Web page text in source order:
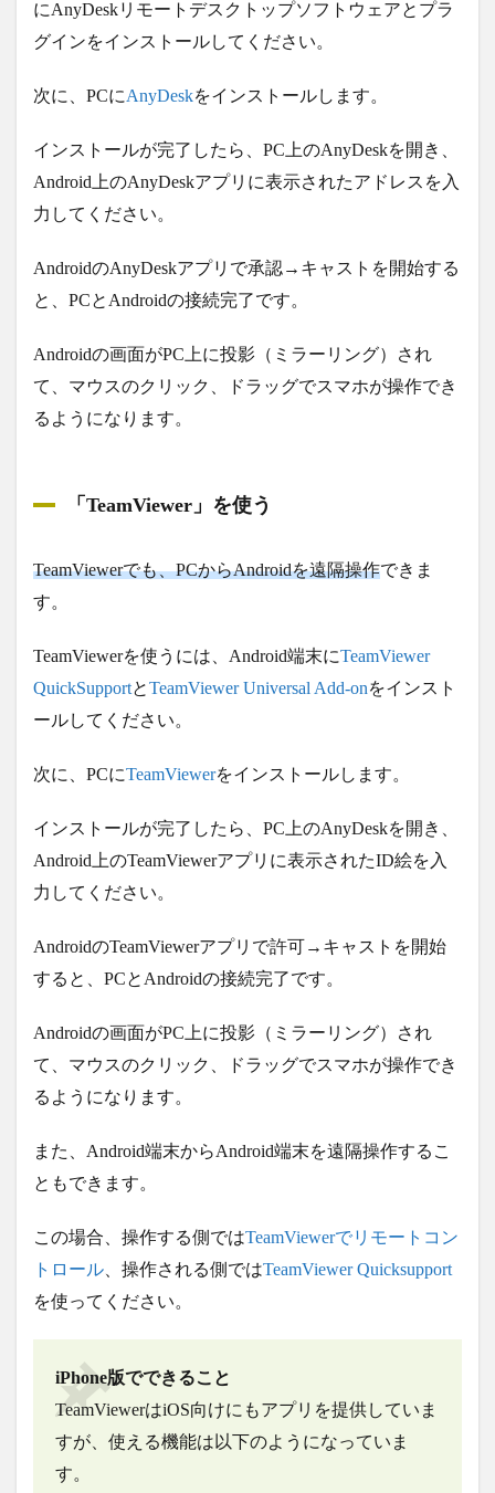
にAnyDeskリモートデスクトップソフトウェアとプラ
グインをインストールしてください。
次に、PCにAnyDeskをインストールします。
インストールが完了したら、PC上のAnyDeskを開き、
Android上のAnyDeskアプリに表示されたアドレスを入
力してください。
AndroidのAnyDeskアプリで承認→キャストを開始する
と、PCとAndroidの接続完了です。
Androidの画面がPC上に投影（ミラーリング）され
て、マウスのクリック、ドラッグでスマホが操作でき
るようになります。
「TeamViewer」を使う
TeamViewerでも、PCからAndroidを遠隔操作できま
す。
TeamViewerを使うには、Android端末にTeamViewer
QuickSupportとTeamViewer Universal Add-onをインスト
ールしてください。
次に、PCにTeamViewerをインストールします。
インストールが完了したら、PC上のAnyDeskを開き、
Android上のTeamViewerアプリに表示されたID絵を入
力してください。
AndroidのTeamViewerアプリで許可→キャストを開始
すると、PCとAndroidの接続完了です。
Androidの画面がPC上に投影（ミラーリング）され
て、マウスのクリック、ドラッグでスマホが操作でき
るようになります。
また、Android端末からAndroid端末を遠隔操作するこ
ともできます。
この場合、操作する側ではTeamViewerでリモートコン
トロール 、操作される側ではTeamViewer Quicksupport
を使ってください。
iPhone版でできること
TeamViewerはiOS向けにもアプリを提供していま
すが、使える機能は以下のようになっていま
す。